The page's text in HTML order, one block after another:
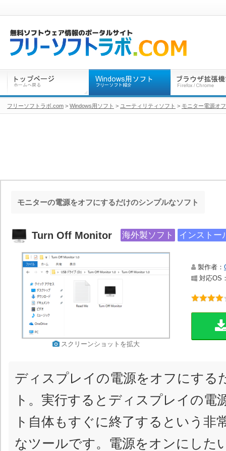
モニターの電源をオフにするだけのシンプルなソフト
Turn Off Monitor 海外製ソフト インストー
スクリーンショットを拡大
製作者：
対応OS
ディスプレイの電源をオフにする
ト。実行するとディスプレイの電
ト自体もすぐに終了するという非
なツールです。電源をオンにした
フリーソフトラボ.com > Windows用ソフト > ユーティリティソフト > モニター電源オ